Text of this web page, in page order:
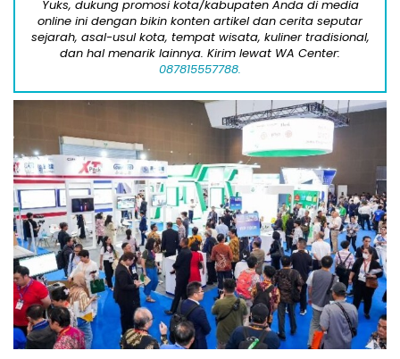
Yuks, dukung promosi kota/kabupaten Anda di media
online ini dengan bikin konten artikel dan cerita seputar
sejarah, asal-usul kota, tempat wisata, kuliner tradisional,
dan hal menarik lainnya. Kirim lewat WA Center:
087815557788.